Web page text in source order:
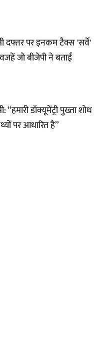
दफ्तर पर इनकम टैक्स 'सर्वे'
जो बीजेपी ने बताईं
‘‘हमारी डॉक्यूमेंट्री पुख्ता शोध
पर आधारित है’’